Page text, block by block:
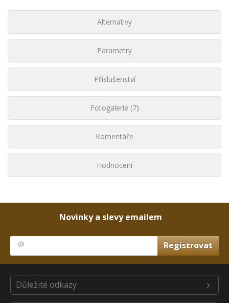
Alternativy
Parametry
Příslušenství
Fotogalerie (7)
Komentáře
Hodnocení
Novinky a slevy emailem
Důležité odkazy